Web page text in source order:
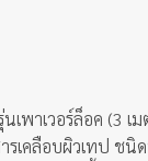
เพาเวอร์ล็อค (3 เม
รเคลือบผิวเทป ช